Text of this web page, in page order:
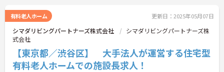
有料老人ホーム 更新日：2025年05月07日
シマダリビングパートナーズ株式会社
シマダリビングパートナーズ株
式会社
【東京都／渋谷区】 大手法人が運営する住宅型
有料老人ホームでの施設長求人！